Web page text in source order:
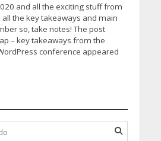
and all the exciting stuff from
all the key takeaways and main
so, take notes! The post
– key takeaways from the
conference appeared